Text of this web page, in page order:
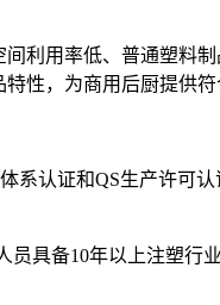
利用率低、普通塑料
性，为商用后厨提供
系认证和QS生产许可
具备10年以上注塑行